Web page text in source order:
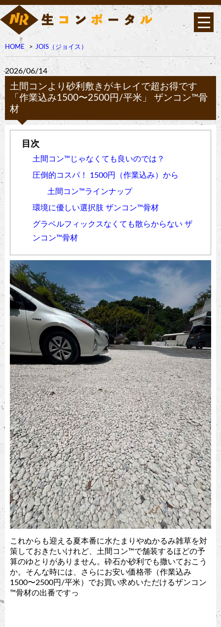
HOME JOIS（ジョイス）
2026/06/14
土間コンより砂利敷きがキレイで超お得です
「作業込み1500〜2500円/平米」 ザンコン™︎骨
材
土間コン™︎じゃなくても良いのでは？
圧倒的コスパ！ 1500円（作業込み）から
土間コン™︎ラインナップ
環境に優しい選択肢 ザンコン™︎骨材
グラベルフィックスなくても散らからない ザ
ンコン™︎骨材
これからも迎える夏本番に水たまりやぬかるみ雑草を対
策しておきたいけれど、土間コン™︎で舗装するほどの予
算のゆとりがありません。砕石か砂利でも撒いておこう
か。そんな時には、さらにお安い価格帯（作業込み
1500〜2500円/平米）でお買い求めいただけるザンコン
™︎骨材の出番ですっ